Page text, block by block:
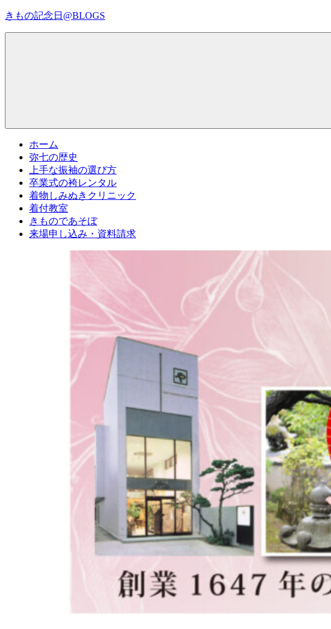
コ
プ
きもの記念日@BLOGS
Menu
ホーム
弥七の歴史
上手な振袖の選び方
卒業式の袴レンタル
着物しみぬきクリニック
着付教室
きものであそぼ
来場申し込み・資料請求